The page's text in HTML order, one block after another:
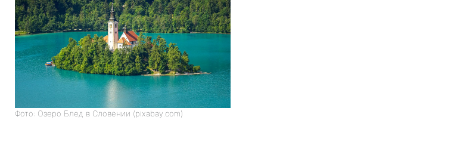
Фото: Озеро Блед в Словении (pixabay.com)